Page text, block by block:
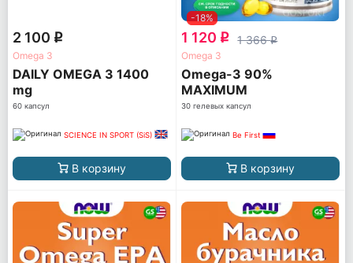
2 100 q
Omega 3
DAILY OMEGA 3 1400
mg
60 капсул
SCIENCE IN SPORT (SiS)
В корзину
-18%
1 120 q 1 366q
Omega 3
Omega-3 90%
MAXIMUM
CONCENTRATION
30 гелевых капсул
Be First
В корзину